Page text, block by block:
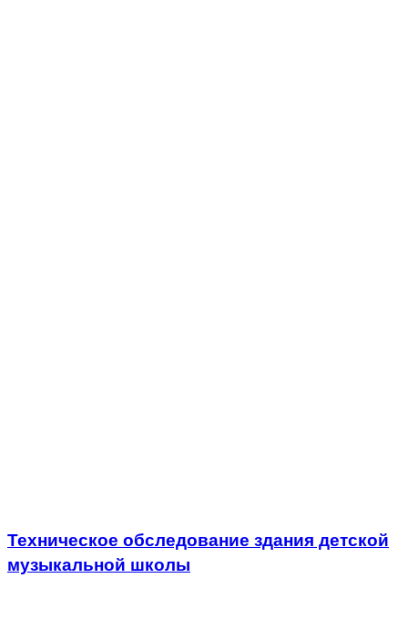
Техническое обследование здания детской
музыкальной школы